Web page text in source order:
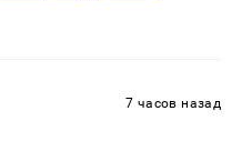
7 часов назад